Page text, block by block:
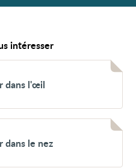
intéresser
dans l'œil
dans le nez